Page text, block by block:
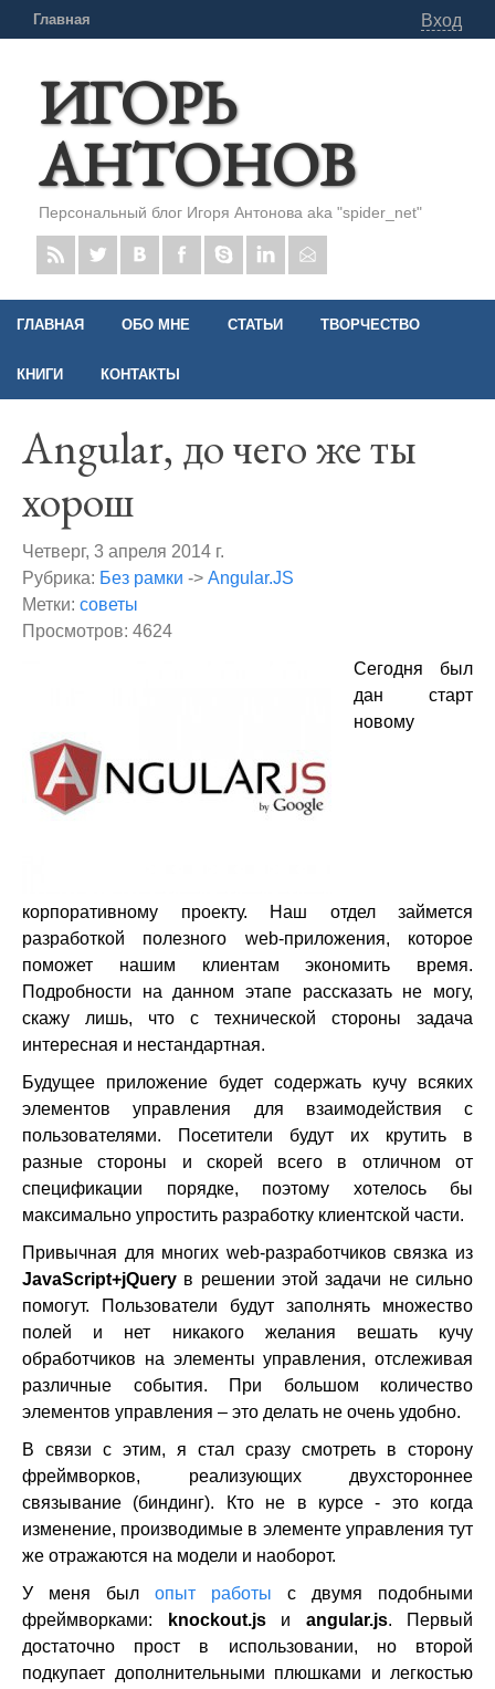
Главная Вход
ИГОРЬ
АНТОНОВ
Персональный блог Игоря Антонова aka "spider_net"
ГЛАВНАЯ ОБО МНЕ СТАТЬИ ТВОРЧЕСТВО
КНИГИ КОНТАКТЫ
Angular, до чего же ты
хорош
Четверг, 3 апреля 2014 г.
Рубрика: Без рамки -> Angular.JS
Метки: советы
Просмотров: 4624
Сегодня был
дан старт
новому
корпоративному проекту. Наш отдел займется
разработкой полезного web-приложения, которое
поможет нашим клиентам экономить время.
Подробности на данном этапе рассказать не могу,
скажу лишь, что с технической стороны задача
интересная и нестандартная.
Будущее приложение будет содержать кучу всяких
элементов управления для взаимодействия с
пользователями. Посетители будут их крутить в
разные стороны и скорей всего в отличном от
спецификации порядке, поэтому хотелось бы
максимально упростить разработку клиентской части.
Привычная для многих web-разработчиков связка из
JavaScript+jQuery в решении этой задачи не сильно
помогут. Пользователи будут заполнять множество
полей и нет никакого желания вешать кучу
обработчиков на элементы управления, отслеживая
различные события. При большом количество
элементов управления – это делать не очень удобно.
В связи с этим, я стал сразу смотреть в сторону
фреймворков, реализующих двухстороннее
связывание (биндинг). Кто не в курсе - это когда
изменение, производимые в элементе управления тут
же отражаются на модели и наоборот.
У меня был опыт работы с двумя подобными
фреймворками:
knockout.jsи angular.js. Первый
достаточно прост в использовании, но второй
подкупает дополнительными плюшками и легкостью